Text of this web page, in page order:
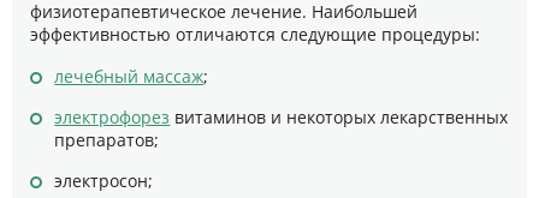
физиотерапевтическое лечение. Наибольшей
эффективностью отличаются следующие процедуры:
лечебный массаж;
электрофорез витаминов и некоторых лекарственных
препаратов;
электросон;